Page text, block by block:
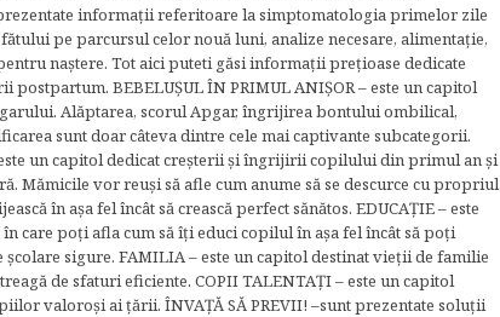
informaţii referitoare la simptomatologia primelor zile
pe parcursul celor nouă luni, analize necesare, alimentaţie,
naştere. Tot aici puteti găsi informaţii preţioase dedicate
postpartum. BEBELUŞUL ÎN PRIMUL ANIŞOR – este un capitol
Alăptarea, scorul Apgar, îngrijirea bontului ombilical,
sunt doar câteva dintre cele mai captivante subcategorii.
un capitol dedicat creşterii şi îngrijirii copilului din primul an şi
Mămicile vor reuşi să afle cum anume să se descurce cu propriul
în aşa fel încât să crească perfect sănătos. EDUCAŢIE – este
care poţi afla cum să îţi educi copilul în aşa fel încât să poţi
sigure. FAMILIA – este un capitol destinat vieţii de familie
de sfaturi eficiente. COPII TALENTAŢI – este un capitol
valoroși ai țării. ÎNVAŢĂ SĂ PREVII! –sunt prezentate soluţii